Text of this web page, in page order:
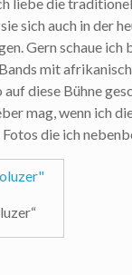
sich auch in der
Gern schaue
mit
diese Bühne
mag, wenn ich
die ich